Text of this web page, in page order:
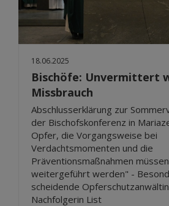
18.06.2025
Bischöfe: Unvermittert
Missbrauch
Abschlusserklärung zur
der Bischofskonferenz in
Opfer, die Vorgangsweise bei
Verdachtsmomenten und die
Präventionsmaßnahmen
weitergeführt werden" -
scheidende
Nachfolgerin List